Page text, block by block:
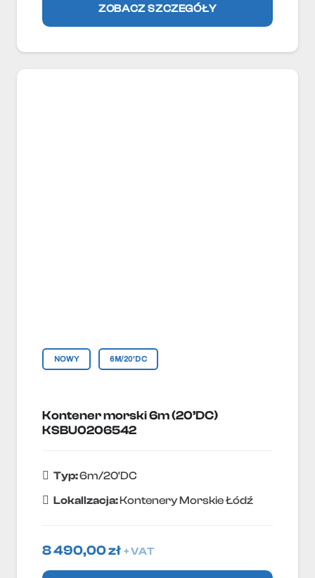
ZOBACZ SZCZEGÓŁY
NOWY 6M/20'DC
Kontener morski 6m (20’DC)
KSBU0206542
Typ:6m/20'DC
Lokallzacja:Kontenery Morskie Łódź
8 490,00zł + VAT